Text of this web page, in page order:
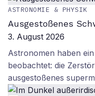
ASTRONOMIE & PHYSIK
Ausgestoßenes
3. August 2026
Astronomen haben
beobachtet: die
ausgestoßenes